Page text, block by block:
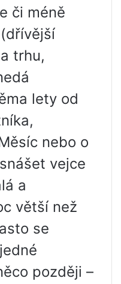
či méně
trhu,
lety od
nebo o
vejce
a
větší než
se
později –